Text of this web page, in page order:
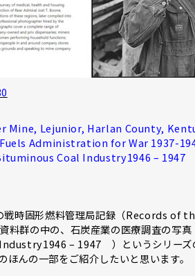
Mine, Lejunior, Harlan County,
Administration for War 1937-
Coal Industry1946 – 1947
戦時固形燃料管理局記録（Records of
群の中の、石炭産業の医療調査の写
– 1947 ）というシリーズ
んの一部をご紹介したいと思います。